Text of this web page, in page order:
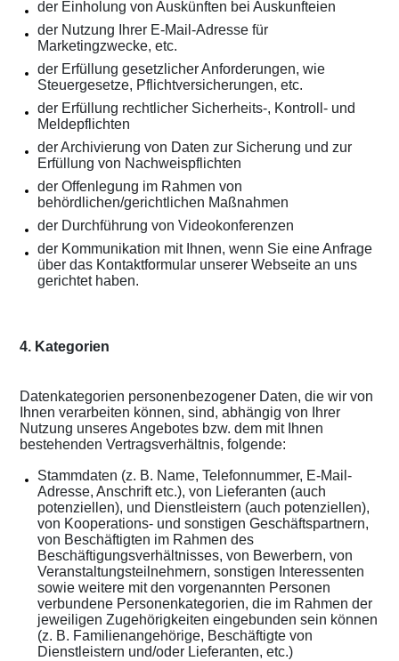
der Einholung von Auskünften bei Auskunfteien
der Nutzung Ihrer E-Mail-Adresse für
Marketingzwecke, etc.
der Erfüllung gesetzlicher Anforderungen, wie
Steuergesetze, Pflichtversicherungen, etc.
der Erfüllung rechtlicher Sicherheits-, Kontroll- und
Meldepflichten
der Archivierung von Daten zur Sicherung und zur
Erfüllung von Nachweispflichten
der Offenlegung im Rahmen von
behördlichen/gerichtlichen Maßnahmen
der Durchführung von Videokonferenzen
der Kommunikation mit Ihnen, wenn Sie eine Anfrage
über das Kontaktformular unserer Webseite an uns
gerichtet haben.
4. Kategorien
Datenkategorien personenbezogener Daten, die wir von
Ihnen verarbeiten können, sind, abhängig von Ihrer
Nutzung unseres Angebotes bzw. dem mit Ihnen
bestehenden Vertragsverhältnis, folgende:
Stammdaten (z. B. Name, Telefonnummer, E-Mail-
Adresse, Anschrift etc.), von Lieferanten (auch
potenziellen), und Dienstleistern (auch potenziellen),
von Kooperations- und sonstigen Geschäftspartnern,
von Beschäftigten im Rahmen des
Beschäftigungsverhältnisses, von Bewerbern, von
Veranstaltungsteilnehmern, sonstigen Interessenten
sowie weitere mit den vorgenannten Personen
verbundene Personenkategorien, die im Rahmen der
jeweiligen Zugehörigkeiten eingebunden sein können
(z. B. Familienangehörige, Beschäftigte von
Dienstleistern und/oder Lieferanten, etc.)